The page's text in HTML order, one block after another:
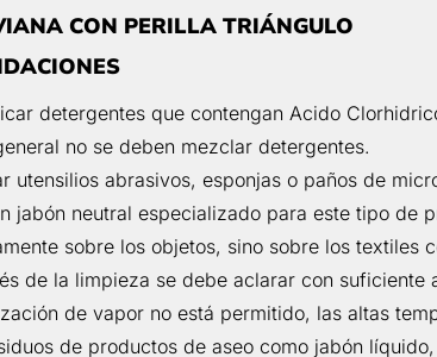
CON PERILLA TRIÁNGULO
detergentes que contengan Acido
no se deben mezclar detergentes.
utensilios abrasivos, esponjas o paños de
jabón neutral especializado para este tipo de
sobre los objetos, sino sobre los textiles
de la limpieza se debe aclarar con
de vapor no está permitido, las altas
de productos de aseo como jabón